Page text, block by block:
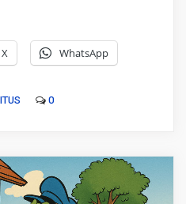
X WhatsApp
0